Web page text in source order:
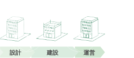
ローコスト 変形地も可